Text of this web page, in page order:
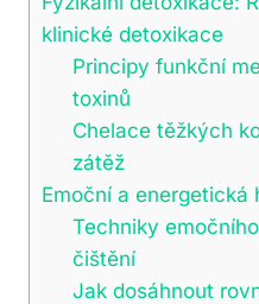
klinické detoxikace
Principy funkční
toxinů
Chelace těžkých
zátěž
Emoční a energetická
Techniky
čištění
Jak dosáhnout